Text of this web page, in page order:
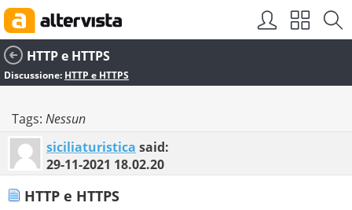
HTTP e HTTPS
Discussione: HTTP e HTTPS
Tags: Nessun
siciliaturistica said:
29-11-2021 18.02.20
HTTP e HTTPS